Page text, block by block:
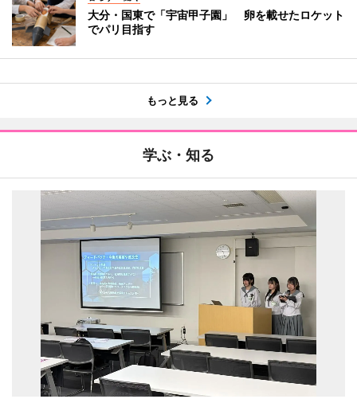
大分・国東で「宇宙甲子園」 卵を載せたロケット
でパリ目指す
もっと見る
学ぶ・知る